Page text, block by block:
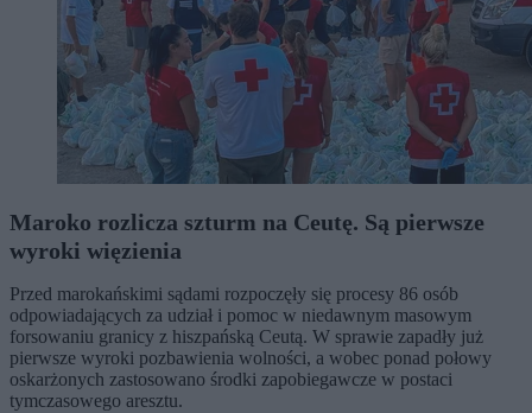
Maroko rozlicza szturm na Ceutę. Są pierwsze
wyroki więzienia
Przed marokańskimi sądami rozpoczęły się procesy 86 osób
odpowiadających za udział i pomoc w niedawnym masowym
forsowaniu granicy z hiszpańską Ceutą. W sprawie zapadły już
pierwsze wyroki pozbawienia wolności, a wobec ponad połowy
oskarżonych zastosowano środki zapobiegawcze w postaci
tymczasowego aresztu.